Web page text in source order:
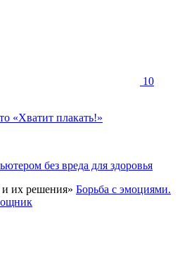
10
«Хватит плакать!»
без вреда для здоровья
их решения» Борьба с эмоциями.